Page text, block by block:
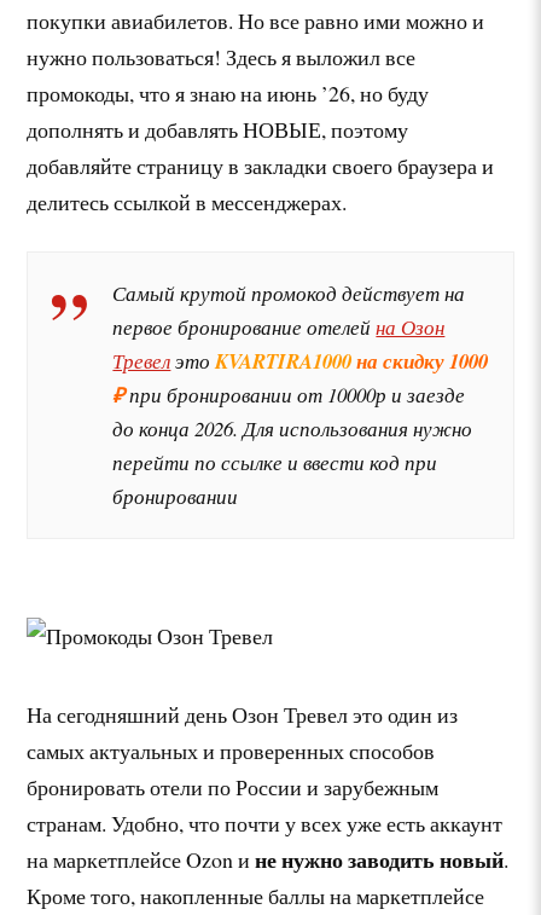
покупки авиабилетов. Но все равно ими можно и
нужно пользоваться! Здесь я выложил все
промокоды, что я знаю на июнь ’26, но буду
дополнять и добавлять НОВЫЕ, поэтому
добавляйте страницу в закладки своего браузера и
делитесь ссылкой в мессенджерах.
Самый крутой промокод действует на
первое бронирование отелейна Озон
ТревелэтоKVARTIRA1000на скидку 1000
₽при бронировании от 10000р и заезде
до конца 2026. Для использования нужно
перейти по ссылке и ввести код при
бронировании
На сегодняшний день Озон Тревел это один из
самых актуальных и проверенных способов
бронировать отели по России и зарубежным
странам. Удобно, что почти у всех уже есть аккаунт
на маркетплейсе Ozon ине нужно заводить новый.
Кроме того, накопленные баллы на маркетплейсе